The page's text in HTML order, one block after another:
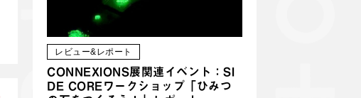
レビュー&レポート
CONNEXIONS展関連イベント：SI
DE COREワークショップ「ひみつ